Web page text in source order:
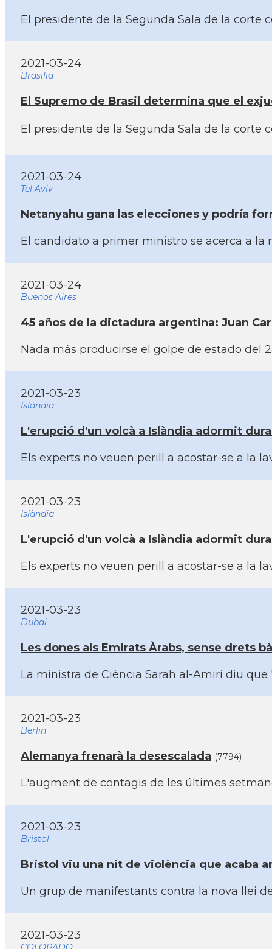
El presidente de la Segunda Sala de la
2021-03-24
Brasilia
El Supremo de Brasil determina que el
El presidente de la Segunda Sala de la
2021-03-24
Tel Aviv
Netanyahu gana las elecciones y podrí­a
El candidato a primer ministro se acerca a la
2021-03-24
Buenos Aires
45 años de la dictadura argentina: Juan
Nada más producirse el golpe de estado del
2021-03-23
Islàndia
L'erupció d'un volcà a Islàndia adormit
Els experts no veuen perill a acostar-se a la
2021-03-23
Islàndia
L'erupció d'un volcà a Islàndia adormit
Els experts no veuen perill a acostar-se a la
2021-03-23
Dubai
Les dones als Emirats Àrabs, sense drets
La ministra de Ciència Sarah al-Amiri diu
2021-03-23
Berlin
Alemanya frenarà la desescalada (7794)
L'augment de contagis de les últimes
2021-03-23
Bristol
Bristol viu una nit de violència que acaba
Un grup de manifestants contra la nova llei
2021-03-23